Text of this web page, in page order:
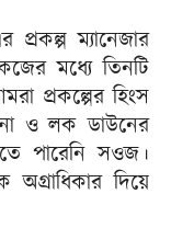
প্রকল্প ম্যানেজার
মধ্যে তিনটি
প্রকল্পের হিংস
ও লক ডাউনের
পারেনি সওজ।
দিয়ে